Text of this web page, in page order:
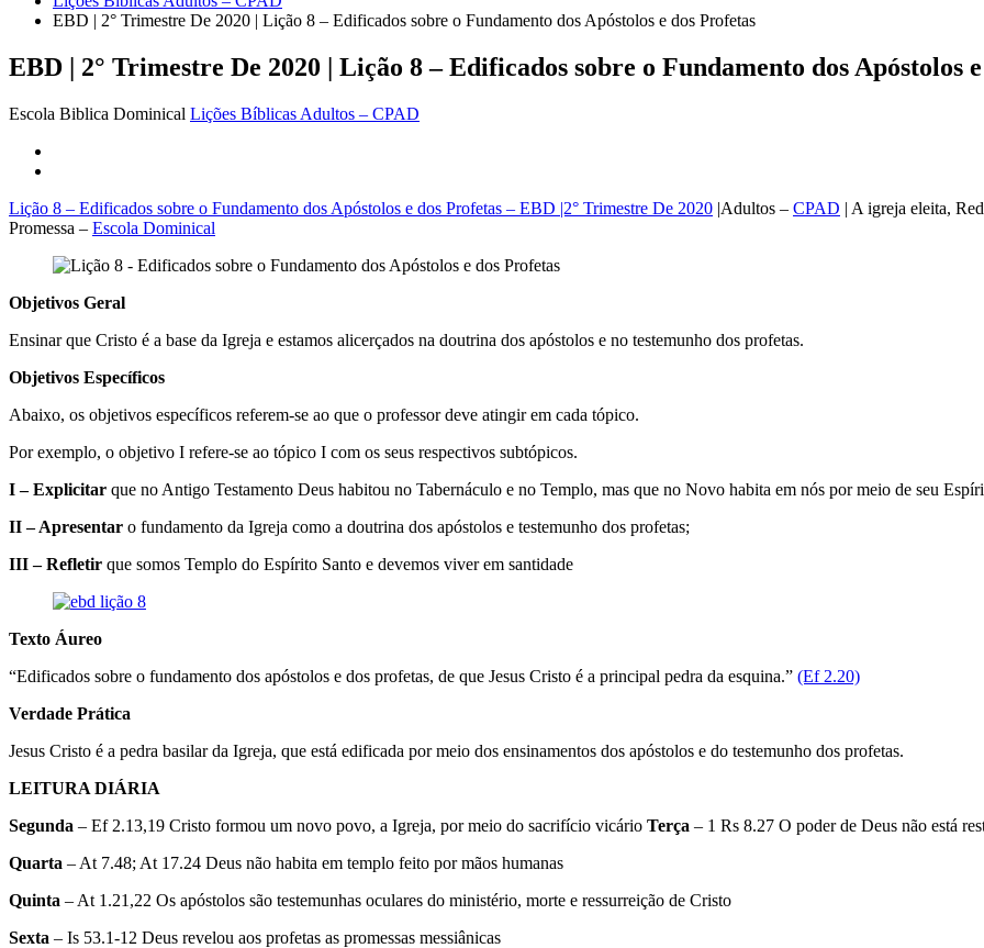
EBD | 2° Trimestre De 2020 | Lição 8 – Edificados sobre o Fundamento dos Apóstolos e dos Profetas
EBD | 2° Trimestre De 2020 | Lição 8 – Edificados sobre o Fundamento dos Apóstolos
Escola Biblica Dominical Lições Bíblicas Adultos – CPAD
Lição 8 – Edificados sobre o Fundamento dos Apóstolos e dos Profetas – EBD |2° Trimestre De 2020 |Adultos – CPAD | A igreja eleita,
Promessa – Escola Dominical
Objetivos Geral
Ensinar que Cristo é a base da Igreja e estamos alicerçados na doutrina dos apóstolos e no testemunho dos profetas.
Objetivos Específicos
Abaixo, os objetivos específicos referem-se ao que o professor deve atingir em cada tópico.
Por exemplo, o objetivo I refere-se ao tópico I com os seus respectivos subtópicos.
I – Explicitar que no Antigo Testamento Deus habitou no Tabernáculo e no Templo, mas que no Novo habita em nós por meio de seu
II – Apresentar o fundamento da Igreja como a doutrina dos apóstolos e testemunho dos profetas;
III – Refletir que somos Templo do Espírito Santo e devemos viver em santidade
Texto Áureo
“Edificados sobre o fundamento dos apóstolos e dos profetas, de que Jesus Cristo é a principal pedra da esquina.” (Ef 2.20)
Verdade Prática
Jesus Cristo é a pedra basilar da Igreja, que está edificada por meio dos ensinamentos dos apóstolos e do testemunho dos profetas.
LEITURA DIÁRIA
Segunda – Ef 2.13,19 Cristo formou um novo povo, a Igreja, por meio do sacrifício vicário Terça – 1 Rs 8.27 O poder de Deus não está
Quarta – At 7.48; At 17.24 Deus não habita em templo feito por mãos humanas
Quinta – At 1.21,22 Os apóstolos são testemunhas oculares do ministério, morte e ressurreição de Cristo
Sexta – Is 53.1-12 Deus revelou aos profetas as promessas messiânicas